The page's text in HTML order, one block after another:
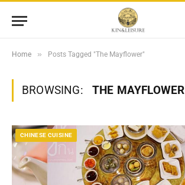
Home » Posts Tagged "The Mayflower"
BROWSING: THE MAYFLOWER
CHINESE CUISINE